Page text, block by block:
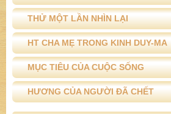
THỬ MỘT LẦN NHÌN LẠI
HT CHA MẸ TRONG KINH DUY-MA
MỤC TIÊU CỦA CUỘC SỐNG
HƯƠNG CỦA NGƯỜI ĐÃ CHẾT